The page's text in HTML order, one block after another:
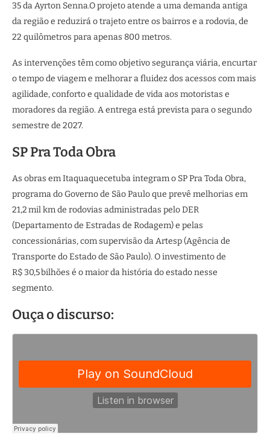
35 da Ayrton Senna.O projeto atende a uma demanda antiga
da região e reduzirá o trajeto entre os bairros e a rodovia, de
22 quilômetros para apenas 800 metros.
As intervenções têm como objetivo segurança viária, encurtar
o tempo de viagem e melhorar a fluidez dos acessos com mais
agilidade, conforto e qualidade de vida aos motoristas e
moradores da região. A entrega está prevista para o segundo
semestre de 2027.
SP Pra Toda Obra
As obras em Itaquaquecetuba integram o SP Pra Toda Obra,
programa do Governo de São Paulo que prevê melhorias em
21,2 mil km de rodovias administradas pelo DER
(Departamento de Estradas de Rodagem) e pelas
concessionárias, com supervisão da Artesp (Agência de
Transporte do Estado de São Paulo). O investimento de
R$ 30,5 bilhões é o maior da história do estado nesse
segmento.
Ouça o discurso: